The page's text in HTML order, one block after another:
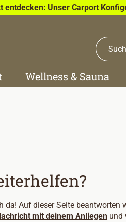
entdecken: Unser Carport
Wellness & Sauna
da! Auf dieser Seite beantworten
mit deinem Anliegen und